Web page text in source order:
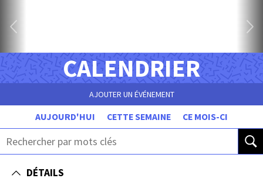
CALENDRIER
AJOUTER UN ÉVÉNEMENT
AUJOURD'HUI CETTE SEMAINE CE MOIS-CI
DÉTAILS